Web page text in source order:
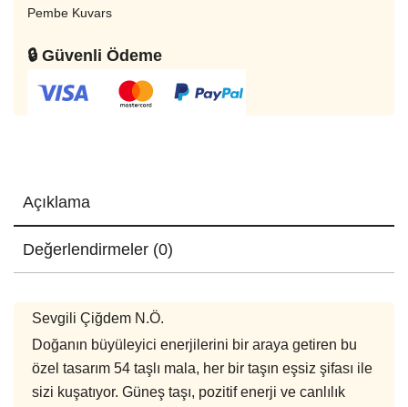
Pembe Kuvars
🔒 Güvenli Ödeme
Açıklama
Değerlendirmeler (0)
Sevgili Çiğdem N.Ö.
Doğanın büyüleyici enerjilerini bir araya getiren bu
özel tasarım 54 taşlı mala, her bir taşın eşsiz şifası ile
sizi kuşatıyor. Güneş taşı, pozitif enerji ve canlılık